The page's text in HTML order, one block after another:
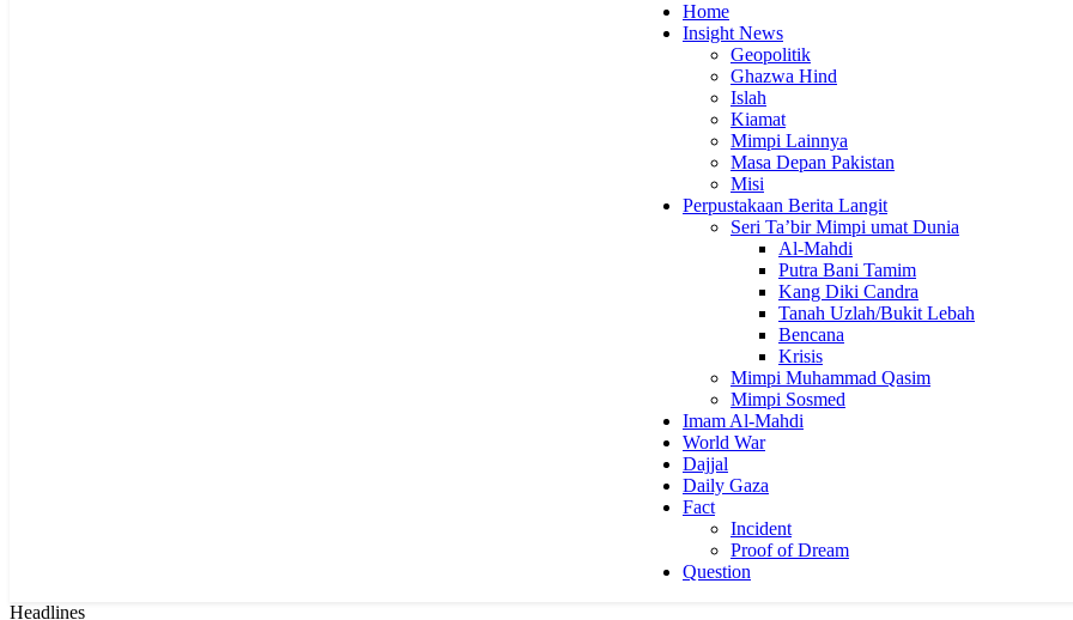
Home
Insight News
Geopolitik
Ghazwa Hind
Islah
Kiamat
Mimpi Lainnya
Masa Depan Pakistan
Misi
Perpustakaan Berita Langit
Seri Ta’bir Mimpi umat Dunia
Al-Mahdi
Putra Bani Tamim
Kang Diki Candra
Tanah Uzlah/Bukit Lebah
Bencana
Krisis
Mimpi Muhammad Qasim
Mimpi Sosmed
Imam Al-Mahdi
World War
Dajjal
Daily Gaza
Fact
Incident
Proof of Dream
Question
Headlines